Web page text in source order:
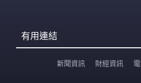
有用連結
新聞資訊 財經資訊